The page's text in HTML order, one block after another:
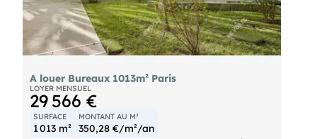
A louer Bureaux 1013m² Paris
LOYER MENSUEL
29 566 €
SURFACE
1 013 m²
MONTANT AU M²
350,28 €/m²/an